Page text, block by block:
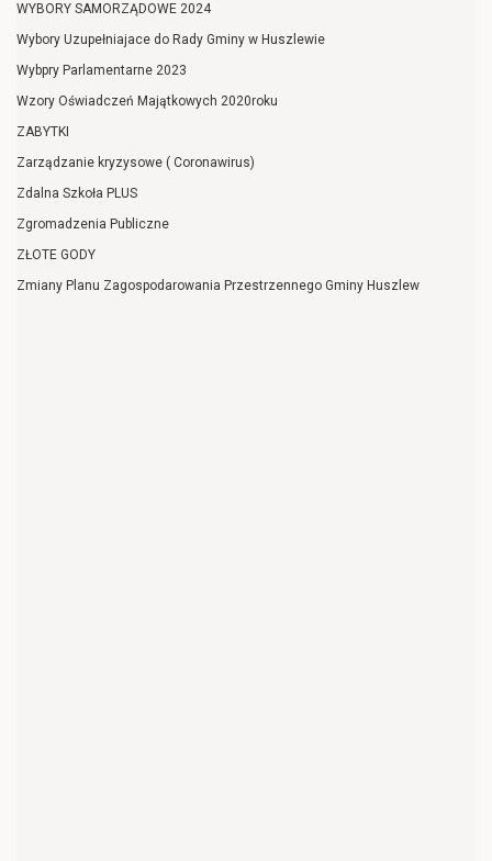
WYBORY SAMORZĄDOWE 2024
Wybory Uzupełniajace do Rady Gminy w Huszlewie
Wybpry Parlamentarne 2023
Wzory Oświadczeń Majątkowych 2020roku
ZABYTKI
Zarządzanie kryzysowe ( Coronawirus)
Zdalna Szkoła PLUS
Zgromadzenia Publiczne
ZŁOTE GODY
Zmiany Planu Zagospodarowania Przestrzennego Gminy Huszlew